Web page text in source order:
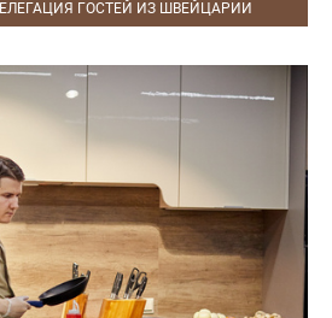
ГОСТЕЙ ИЗ ШВЕЙЦАРИИ